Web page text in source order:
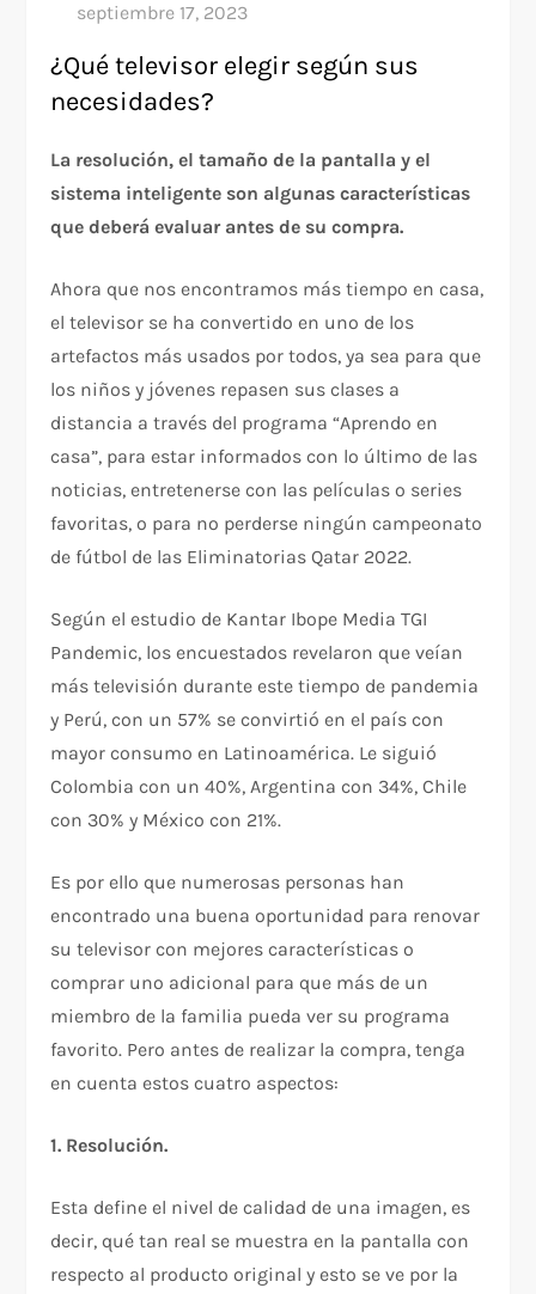
¿Qué televisor elegir según sus
necesidades?
La resolución, el tamaño de la pantalla y el
sistema inteligente son algunas características
que deberá evaluar antes de su compra.
Ahora que nos encontramos más tiempo en casa,
el televisor se ha convertido en uno de los
artefactos más usados por todos, ya sea para que
los niños y jóvenes repasen sus clases a
distancia a través del programa “Aprendo en
casa”, para estar informados con lo último de las
noticias, entretenerse con las películas o series
favoritas, o para no perderse ningún campeonato
de fútbol de las Eliminatorias Qatar 2022.
Según el estudio de Kantar Ibope Media TGI
Pandemic, los encuestados revelaron que veían
más televisión durante este tiempo de pandemia
y Perú, con un 57% se convirtió en el país con
mayor consumo en Latinoamérica. Le siguió
Colombia con un 40%, Argentina con 34%, Chile
con 30% y México con 21%.
Es por ello que numerosas personas han
encontrado una buena oportunidad para renovar
su televisor con mejores características o
comprar uno adicional para que más de un
miembro de la familia pueda ver su programa
favorito. Pero antes de realizar la compra, tenga
en cuenta estos cuatro aspectos:
1. Resolución.
Esta define el nivel de calidad de una imagen, es
decir, qué tan real se muestra en la pantalla con
respecto al producto original y esto se ve por la